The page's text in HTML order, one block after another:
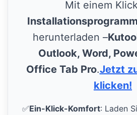
Mit einem Klick
herunterladen –
Outlook, Word,
Office Tab Pro.Jetzt
klicken!
✅Ein-Klick-Komfort: Laden